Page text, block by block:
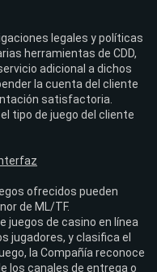
legales y políticas
herramientas de CDD,
adicional a dichos
la cuenta del cliente
satisfactoria.
tipo de juego del cliente
ofrecidos pueden
de ML/TF.
juegos de casino en línea
jugadores, y clasifica el
la Compañía reconoce
los canales de entrega o